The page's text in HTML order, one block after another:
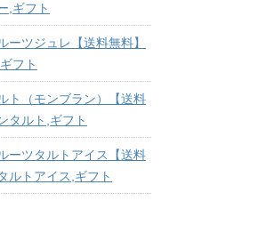
,ギフト
ツジュレ【送料無料】
フト
（モンブラン）【送料
タルト,ギフト
ツタルトアイス【送料
ルトアイス,ギフト